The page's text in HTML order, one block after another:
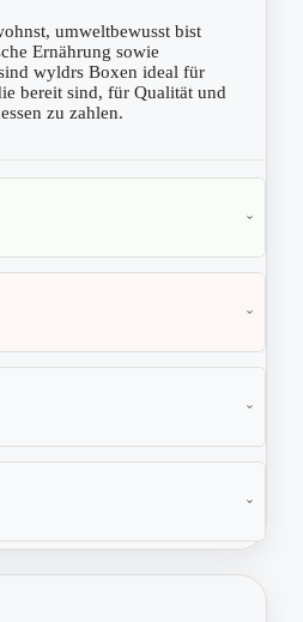
umweltbewusst bist
Ernährung sowie
wyldrs Boxen ideal für
bereit sind, für Qualität und
zu zahlen.